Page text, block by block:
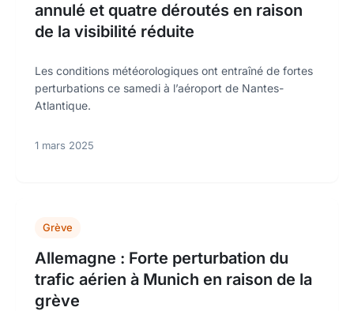
annulé et quatre déroutés en raison
de la visibilité réduite
Les conditions météorologiques ont entraîné de fortes
perturbations ce samedi à l’aéroport de Nantes-
Atlantique.
1 mars 2025
Grève
Allemagne : Forte perturbation du
trafic aérien à Munich en raison de la
grève